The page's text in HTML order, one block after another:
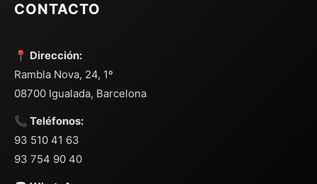
CONTACTO
📍 Dirección:
Rambla Nova, 24, 1º
08700 Igualada, Barcelona
📞 Teléfonos:
93 510 41 63
93 754 90 40